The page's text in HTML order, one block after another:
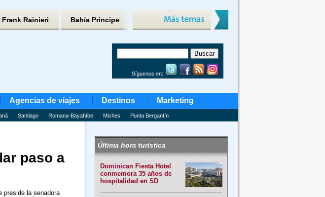
Frank Rainieri Bahía Principe
Síguenos en:
Agencias de viajes Destinos Marketing
Santiago Romana-Bayahíbe Miches Punta Bergantín
paso a
preside la senadora
Última hora turística
Dominican Fiesta Hotel
conmemora 35 años de
hospitalidad en SD